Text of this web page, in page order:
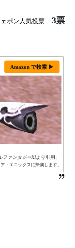
ポン人気投票 3票
Amazon で検索 ▶
ファンタジーXIより引用」
・エニックスに帰属します。